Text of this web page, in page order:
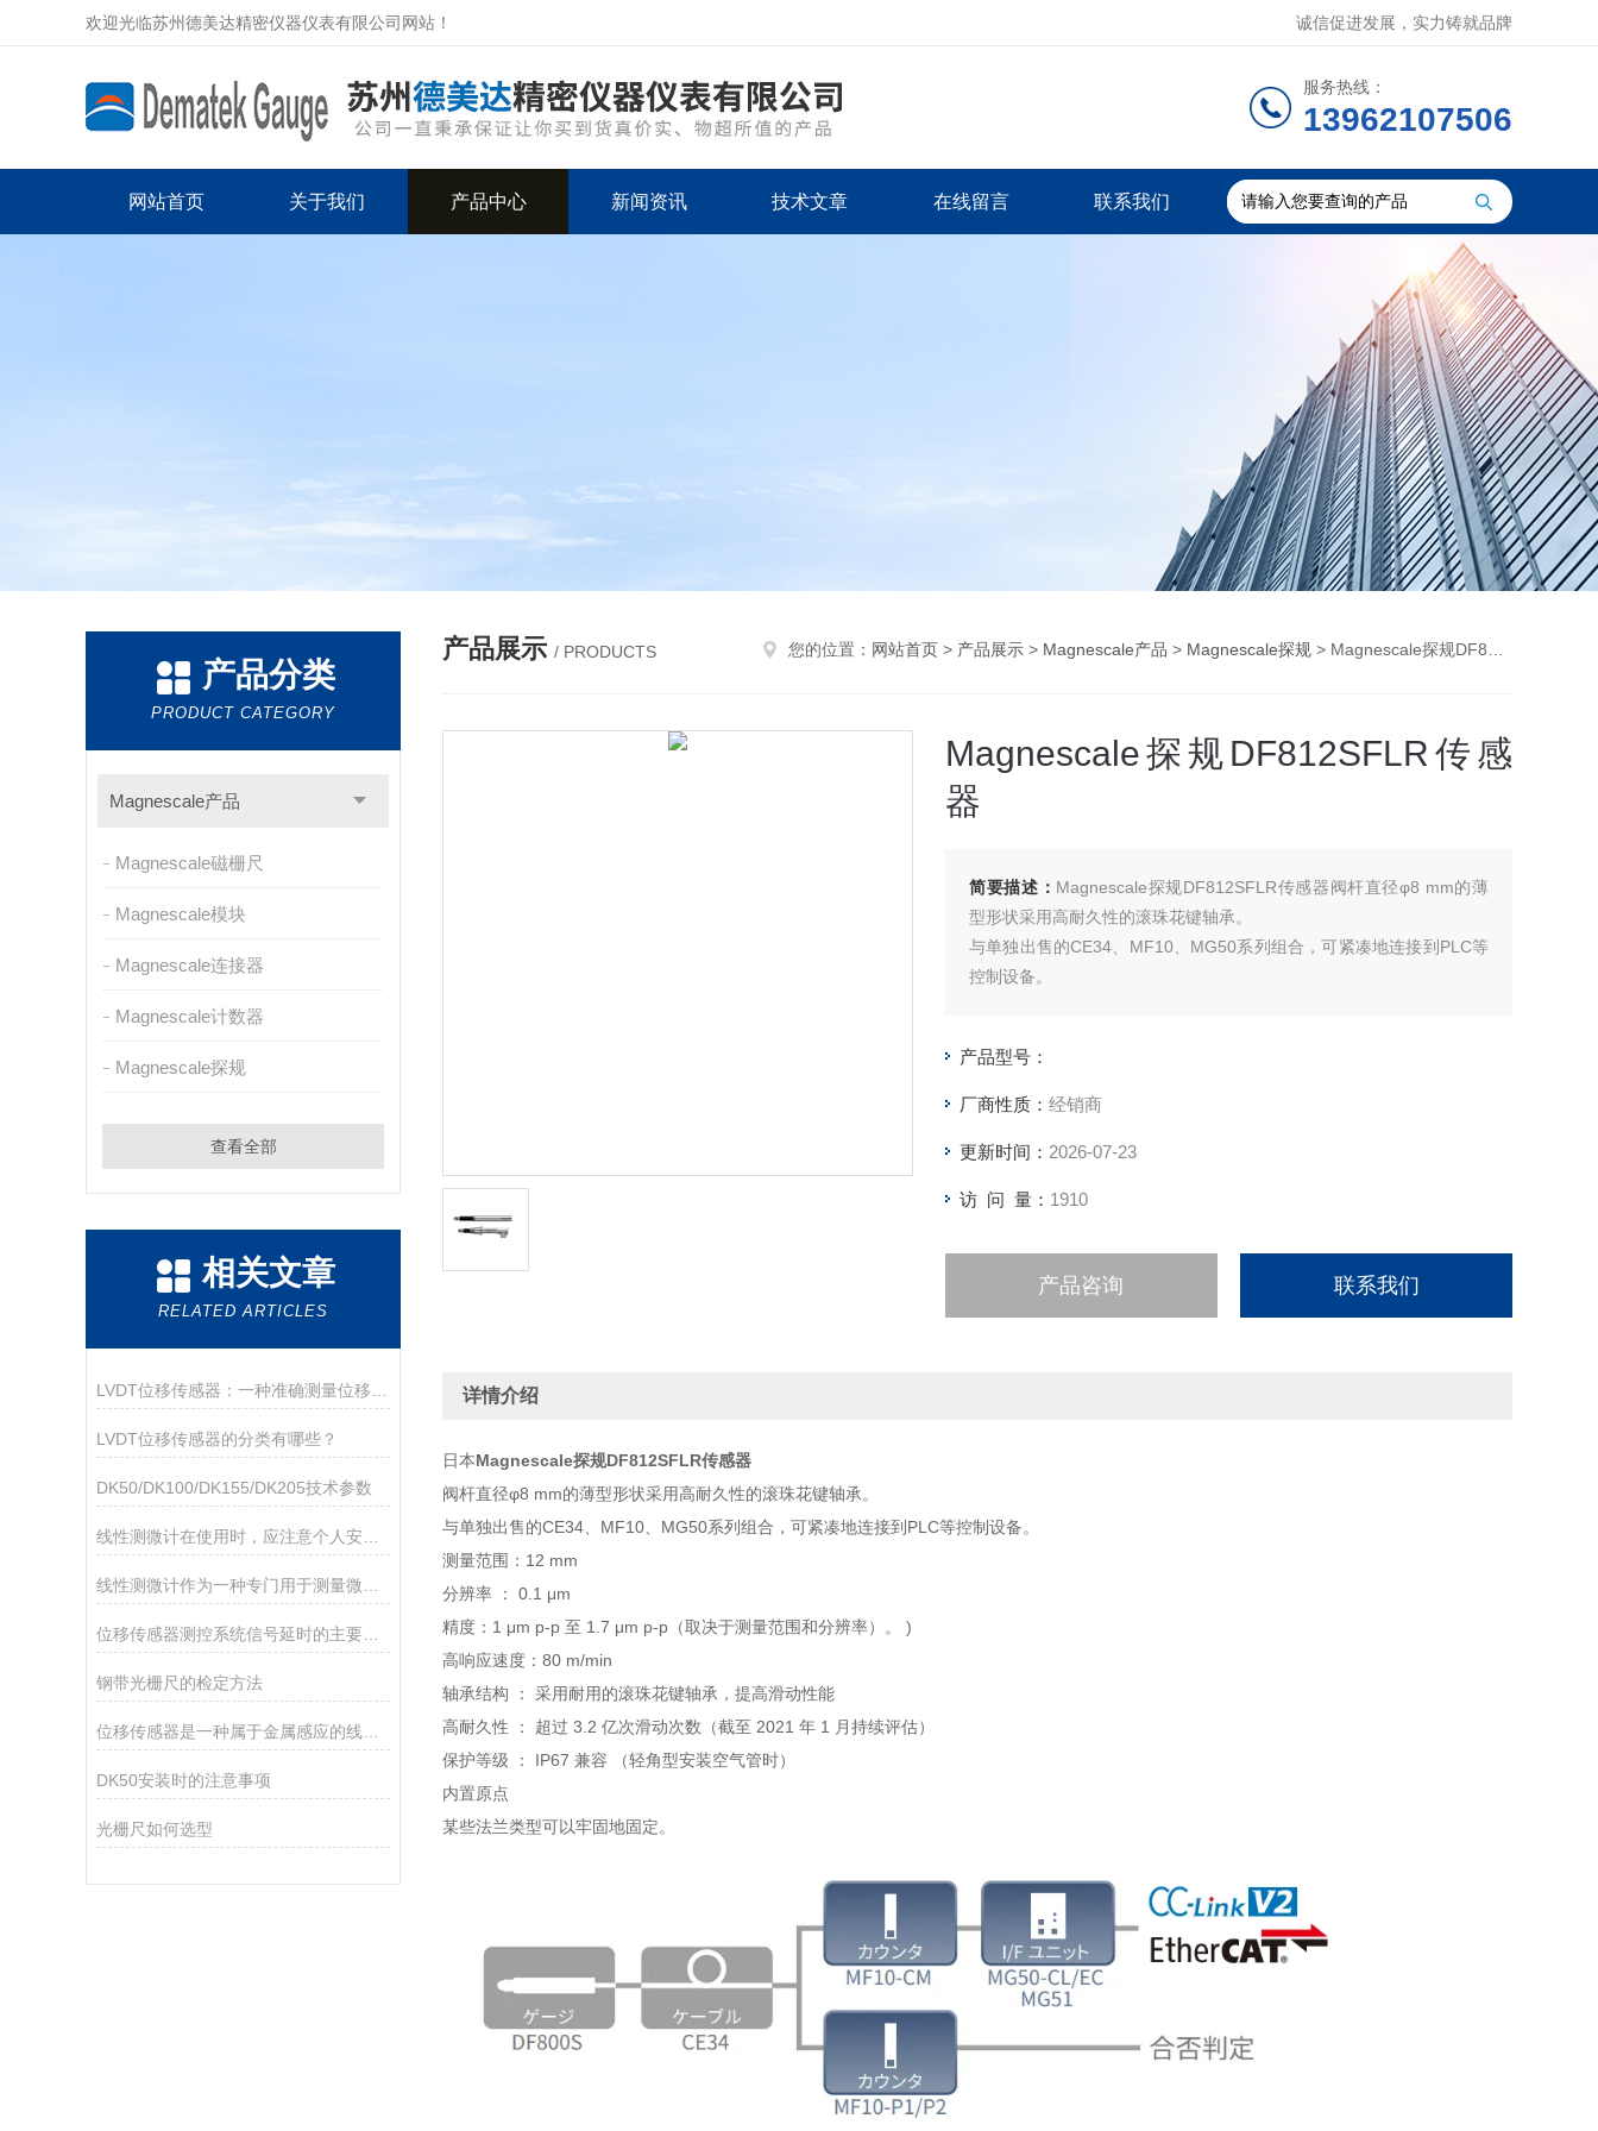
欢迎光临苏州德美达精密仪器仪表有限公司网站！ 诚信促进发展，实力铸就品牌
服务热线：
13962107506
网站首页 关于我们 产品中心 新闻资讯 技术文章 在线留言 联系我们
产品分类
PRODUCT CATEGORY
Magnescale产品
Magnescale磁栅尺
Magnescale模块
Magnescale连接器
Magnescale计数器
Magnescale探规
查看全部
相关文章
RELATED ARTICLES
LVDT位移传感器的分类有哪些？
DK50/DK100/DK155/DK205技术参数
线性测微计在使用时，应注意个人安全和设备安全
位移传感器测控系统信号延时的主要因素有哪些
钢带光栅尺的检定方法
位移传感器是一种属于金属感应的线性器件
DK50安装时的注意事项
光栅尺如何选型
产品展示 / PRODUCTS 您的位置： 网站首页 > 产品展示 > Magnescale产品 > Magnescale探规 > Magnescale探规DF812SFLR传感器
Magnescale探规DF812SFLR传感
器
简要描述： Magnescale探规DF812SFLR传感器阀杆直径φ8 mm的薄
型形状采用高耐久性的滚珠花键轴承。
与单独出售的CE34、MF10、MG50系列组合，可紧凑地连接到PLC等
控制设备。
产品型号：
厂商性质： 经销商
更新时间： 2026-07-23
访 问 量： 1910
产品咨询 联系我们
详情介绍
日本Magnescale探规DF812SFLR传感器
阀杆直径φ8 mm的薄型形状采用高耐久性的滚珠花键轴承。
与单独出售的CE34、MF10、MG50系列组合，可紧凑地连接到PLC等控制设备。
测量范围：12 mm
分辨率 ： 0.1 μm
精度：1 μm p-p 至 1.7 μm p-p（取决于测量范围和分辨率）。 )
高响应速度：80 m/min
轴承结构 ： 采用耐用的滚珠花键轴承，提高滑动性能
高耐久性 ： 超过 3.2 亿次滑动次数（截至 2021 年 1 月持续评估）
保护等级 ： IP67 兼容 （轻角型安装空气管时）
内置原点
某些法兰类型可以牢固地固定。